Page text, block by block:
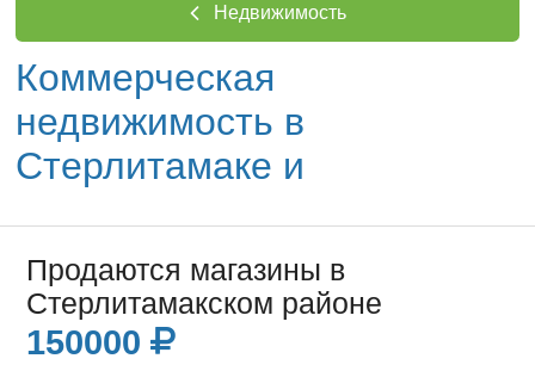
Недвижимость
Коммерческая
недвижимость в
Стерлитамаке и
Продаются магазины в
Стерлитамакском районе
150000